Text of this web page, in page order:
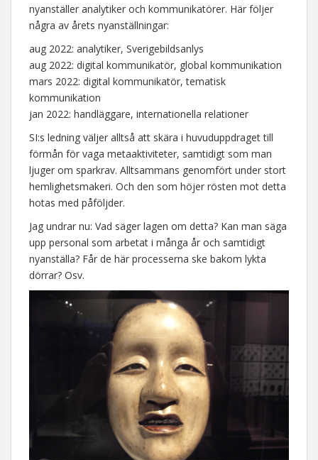
nyanställer analytiker och kommunikatörer. Här följer
några av årets nyanställningar:
aug 2022: analytiker, Sverigebildsanlys
aug 2022: digital kommunikatör, global kommunikation
mars 2022: digital kommunikatör, tematisk
kommunikation
jan 2022: handläggare, internationella relationer
SI:s ledning väljer alltså att skära i huvuduppdraget till
förmån för vaga metaaktiviteter, samtidigt som man
ljuger om sparkrav. Alltsammans genomfört under stort
hemlighetsmakeri. Och den som höjer rösten mot detta
hotas med påföljder.
Jag undrar nu: Vad säger lagen om detta? Kan man säga
upp personal som arbetat i många år och samtidigt
nyanställa? Får de här processerna ske bakom lykta
dörrar? Osv.